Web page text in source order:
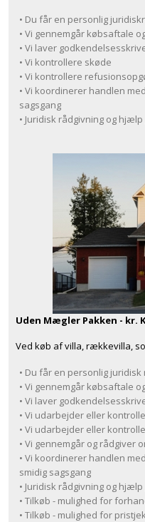
• Du får en personlig
• Vi gennemgår købsaftale
• Vi laver
• Vi kontrollere skøde
• Vi kontrollere
• Vi koordinerer handlen
sagsgang
• Juridisk rådgivning og
Uden Mægler Pakken - kr.
Ved køb af villa, rækkevilla,
• Du får en personlig
• Vi gennemgår købsaftale
• Vi laver
• Vi udarbejder eller
• Vi udarbejder eller
• Vi gennemgår og rådgiver
• Vi koordinerer handlen
smidig sagsgang
• Juridisk rådgivning og
• Tilkøb - mulighed for
• Tilkøb - mulighed for